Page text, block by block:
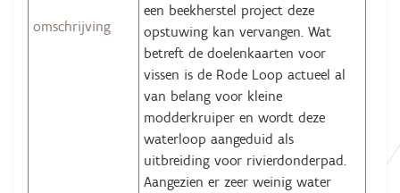
omschrijving
een beekherstel project deze
opstuwing kan vervangen. Wat
betreft de doelenkaarten voor
vissen is de Rode Loop actueel al
van belang voor kleine
modderkruiper en wordt deze
waterloop aangeduid als
uitbreiding voor rivierdonderpad.
Aangezien er zeer weinig water